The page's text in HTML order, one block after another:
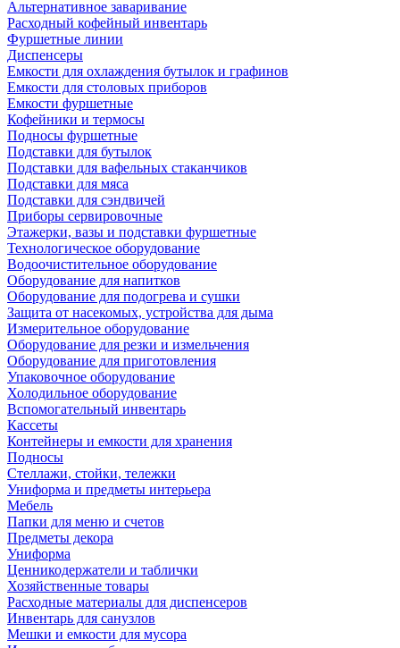
Альтернативное заваривание
Расходный кофейный инвентарь
Фуршетные линии
Диспенсеры
Емкости для охлаждения бутылок и графинов
Емкости для столовых приборов
Емкости фуршетные
Кофейники и термосы
Подносы фуршетные
Подставки для бутылок
Подставки для вафельных стаканчиков
Подставки для мяса
Подставки для сэндвичей
Приборы сервировочные
Этажерки, вазы и подставки фуршетные
Технологическое оборудование
Водоочистительное оборудование
Оборудование для напитков
Оборудование для подогрева и сушки
Защита от насекомых, устройства для дыма
Измерительное оборудование
Оборудование для резки и измельчения
Оборудование для приготовления
Упаковочное оборудование
Холодильное оборудование
Вспомогательный инвентарь
Кассеты
Контейнеры и емкости для хранения
Подносы
Стеллажи, стойки, тележки
Униформа и предметы интерьера
Мебель
Папки для меню и счетов
Предметы декора
Униформа
Ценникодержатели и таблички
Хозяйственные товары
Расходные материалы для диспенсеров
Инвентарь для санузлов
Мешки и емкости для мусора